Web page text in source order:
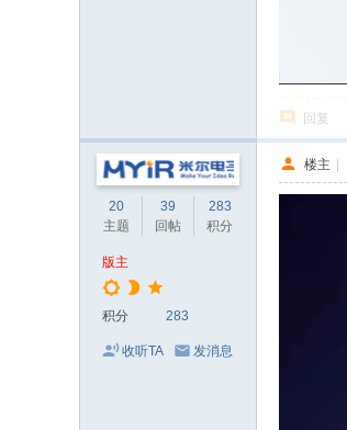
回复
20
主题
39
回帖
283
积分
版主
积分 283
收听TA 发消息
楼主 |